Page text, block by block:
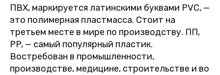
ПВХ, маркируется латинскими буквами PVC, —
это полимерная пластмасса. Стоит на
третьем месте в мире по производству. ПП,
PP, — самый популярный пластик.
Востребован в промышленности,
производстве, медицине, строительстве и во